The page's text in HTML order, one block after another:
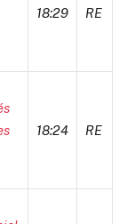
18:29 RE
18:24 RE